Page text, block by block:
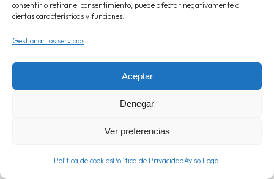
consentir o retirar el consentimiento, puede afectar negativamente a
ciertas características y funciones.
Gestionar los servicios
Aceptar
Denegar
Ver preferencias
Política de cookiesPolítica de PrivacidadAviso Legal
Política de cookies (UE)
© 2024 The Seven
Todos los derechos reservados
Proyecto web por